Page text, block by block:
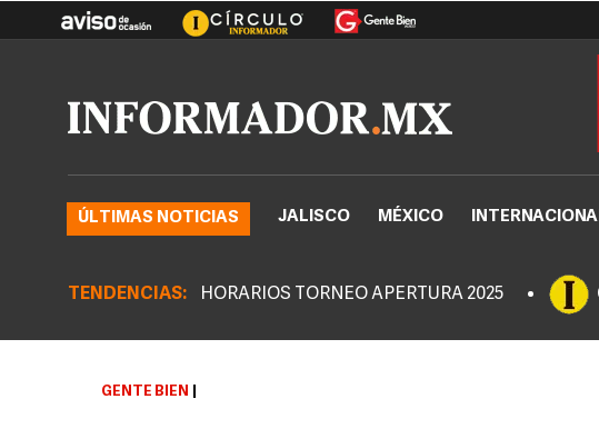
ÚLTIMAS NOTICIAS JALISCO MÉXICO
TENDENCIAS: HORARIOS TORNEO APERTURA 2025
GENTE BIEN